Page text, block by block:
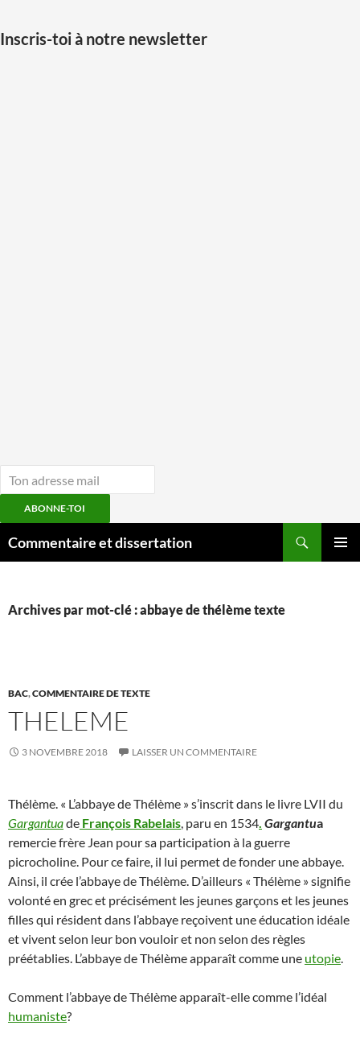
Inscris-toi à notre newsletter
ABONNE-TOI
auCommentaire et dissertation
Archives par mot-clé : abbaye de thélème texte
BAC,COMMENTAIRE DE TEXTE
THELEME
3 NOVEMBRE 2018 LAISSER UN COMMENTAIRE
Thélème. « L’abbaye de Thélème » s’inscrit dans le livre LVII du
Gargantuade François Rabelais, paru en 1534. Gargantua
remercie frère Jean pour sa participation à la guerre
picrocholine. Pour ce faire, il lui permet de fonder une abbaye.
Ainsi, il crée l’abbaye de Thélème. D’ailleurs « Thélème » signifie
volonté en grec et précisément les jeunes garçons et les jeunes
filles qui résident dans l’abbaye reçoivent une éducation idéale
et vivent selon leur bon vouloir et non selon des règles
préétablies. L’abbaye de Thélème apparaît comme une utopie.
Comment l’abbaye de Thélème apparaît-elle comme l’idéal
humaniste?